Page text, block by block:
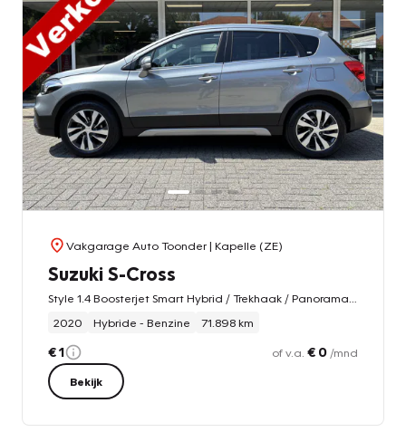
Vakgarage Auto Toonder| Kapelle (ZE)
Suzuki S-Cross
2020
Hybride - Benzine 71.898 km
€ 1 of v.a. € 0 /mnd
Bekijk